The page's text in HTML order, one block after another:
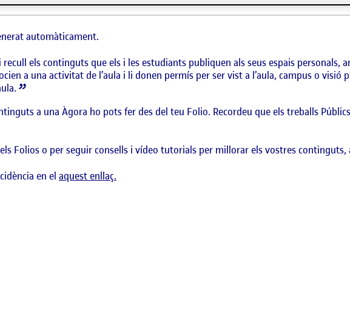
automàticament.
els continguts que els i les estudiants publiquen als seus espais personals,
a una activitat de l’aula i li donen permís per ser vist a l’aula, campus o visió
a una Àgora ho pots fer des del teu Folio. Recordeu que els treballs
Folios o per seguir consells i vídeo tutorials per millorar els vostres continguts,
en el aquest enllaç.